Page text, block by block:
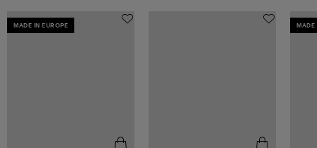
MADE IN EUROPE MADE